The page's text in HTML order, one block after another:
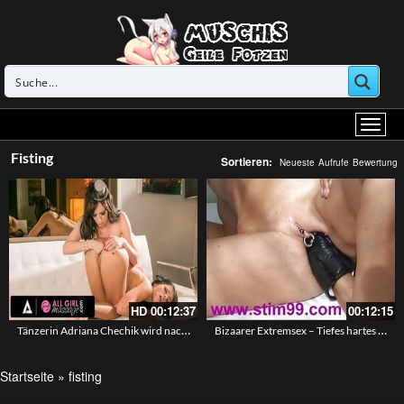
Fisting Sortieren: Neueste Aufrufe Bewertung
HD00:12:37
Tänzerin Adriana Chechik wird nach ihrem Auftritt von ihrer Kollegin gefingert und sie bekommt sogar die Hand in den Arsch gesteckt – Anal Fisting
00:12:15
Bizaarer Extremsex – Tiefes hartes Fisting – Die Faust in die gepiercte Fotze gesteckt
Startseite » fisting